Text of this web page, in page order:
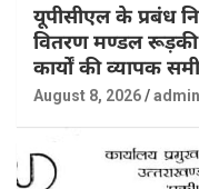
यूपीसीएल के प्रबंध
वितरण मण्डल रूड़की
कार्यों की व्यापक
August 8, 2026 admin